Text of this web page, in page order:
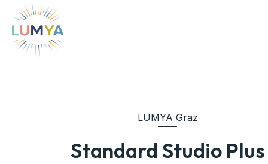
LUMYA Graz
Standard Studio Plus